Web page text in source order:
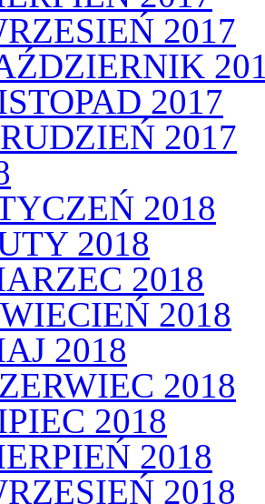
2017
2017
2017
2018
2018
2018
2018
2018
2018
2018
2018
2018